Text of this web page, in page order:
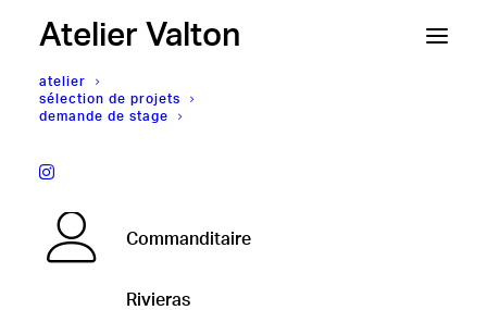
Atelier Valton
atelier
sélection de projets
demande de stage
Rivieras,
Commanditaire
Rivieras